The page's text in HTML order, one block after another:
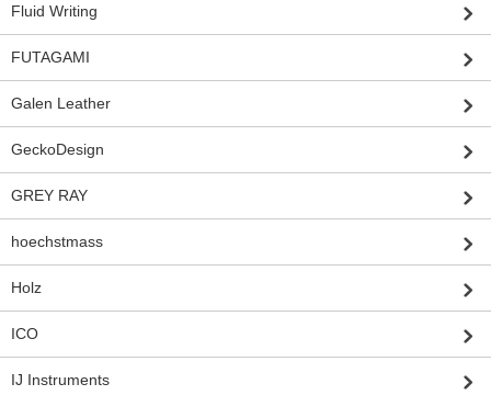
Fluid Writing
FUTAGAMI
Galen Leather
GeckoDesign
GREY RAY
hoechstmass
Holz
ICO
IJ Instruments